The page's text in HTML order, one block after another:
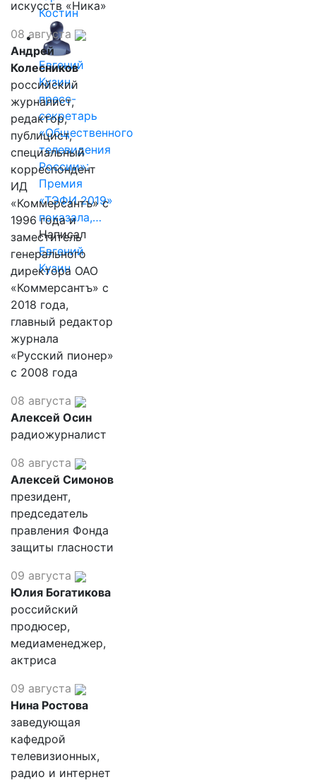
Костин
Евгений
Кузин,
пресс-
секретарь
«Общественного
телевидения
России»:
Премия
«ТЭФИ 2019»
показала,…
Написал
Евгений
Кузин
искусств «Ника»
08 августа
Андрей
Колесников
российский
журналист,
редактор,
публицист,
специальный
корреспондент
ИД
«Коммерсантъ» с
1996 года и
заместитель
генерального
директора ОАО
«Коммерсантъ» с
2018 года,
главный редактор
журнала
«Русский пионер»
с 2008 года
08 августа
Алексей Осин
радиожурналист
08 августа
Алексей Симонов
президент,
председатель
правления Фонда
защиты гласности
09 августа
Юлия Богатикова
российский
продюсер,
медиаменеджер,
актриса
09 августа
Нина Ростова
заведующая
кафедрой
телевизионных,
радио и интернет